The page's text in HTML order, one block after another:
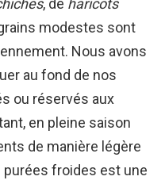
, de haricots
modestes sont
Nous avons
au fond de nos
ou réservés aux
en pleine saison
de manière légère
froides est une